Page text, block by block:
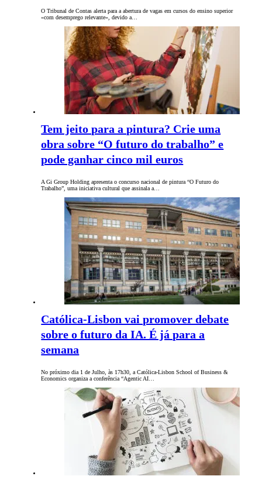
O Tribunal de Contas alerta para a abertura de vagas em cursos do ensino superior
«com desemprego relevante», devido a…
Tem jeito para a pintura? Crie uma
obra sobre “O futuro do trabalho” e
pode ganhar cinco mil euros
A Gi Group Holding apresenta o concurso nacional de pintura “O Futuro do
Trabalho”, uma iniciativa cultural que assinala a…
Católica-Lisbon vai promover debate
sobre o futuro da IA. É já para a
semana
No próximo dia 1 de Julho, às 17h30, a Católica-Lisbon School of Business &
Economics organiza a conferência “Agentic AI…